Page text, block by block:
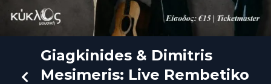
Giagkinides & Dimitris
Mesimeris: Live Rembetiko